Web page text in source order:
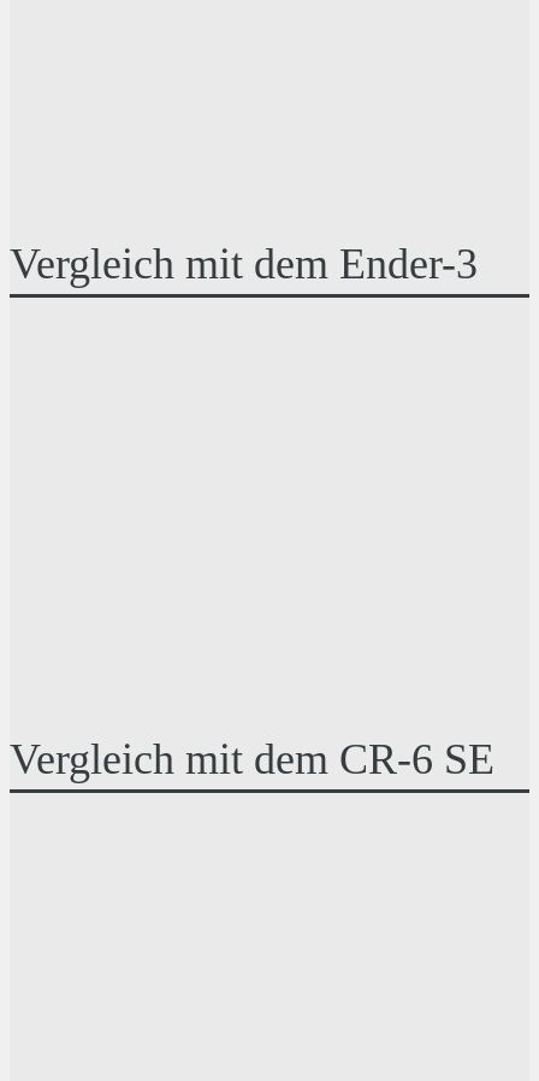
Vergleich mit dem Ender-3
Vergleich mit dem CR-6 SE